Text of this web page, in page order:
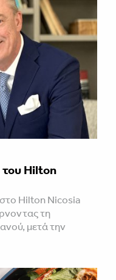
του Hilton
Hilton Nicosia
τη
μετά την